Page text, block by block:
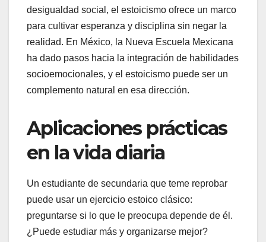
desigualdad social, el estoicismo ofrece un marco
para cultivar esperanza y disciplina sin negar la
realidad. En México, la Nueva Escuela Mexicana
ha dado pasos hacia la integración de habilidades
socioemocionales, y el estoicismo puede ser un
complemento natural en esa dirección.
Aplicaciones prácticas
en la vida diaria
Un estudiante de secundaria que teme reprobar
puede usar un ejercicio estoico clásico:
preguntarse si lo que le preocupa depende de él.
¿Puede estudiar más y organizarse mejor?